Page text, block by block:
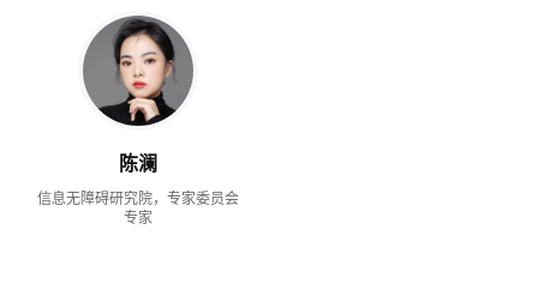
陈澜
信息无障碍研究院，专家委员会
专家